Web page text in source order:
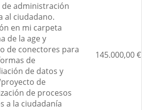
de administración
al ciudadano.
en mi carpeta
de la age y
de conectores para
de
de datos y
de
de procesos
a la ciudadanía
145.000,00 €